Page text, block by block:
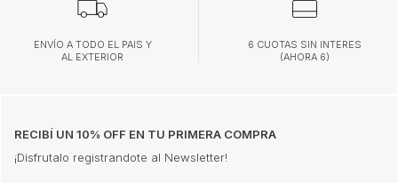
ENVÍO A TODO EL PAIS Y
AL EXTERIOR
6 CUOTAS SIN INTERES
(AHORA 6)
RECIBÍ UN 10% OFF EN TU PRIMERA COMPRA
¡Disfrutalo registrandote al Newsletter!